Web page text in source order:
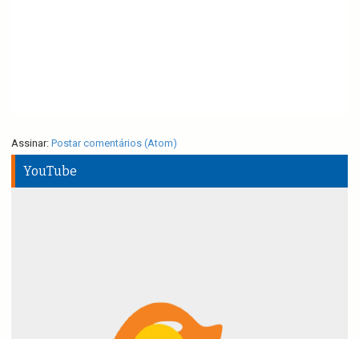
Assinar: Postar comentários (Atom)
YouTube